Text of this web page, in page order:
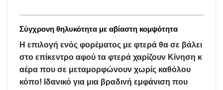
Σύγχρονη θηλυκότητα με αβίαστη κομψότητα
Η επιλογή ενός φορέματος με φτερά θα σε βάλει
στο επίκεντρο αφού τα φτερά χαρίζουν Κίνηση κ
αέρα που σε μεταμορφώνουν χωρίς καθόλου
κόπο! Ιδανικό για μια βραδινή εμφάνιση που